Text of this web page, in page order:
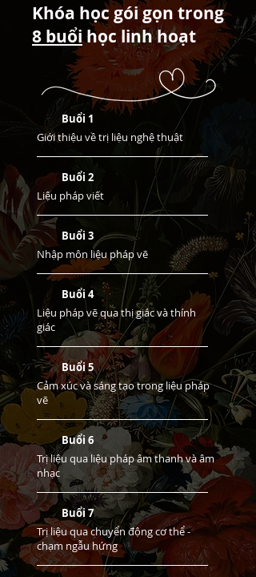
Khóa học gói gọn trong
8 buổihọc linh hoạt
Buổi 1
Giới thiệu về trị liệu nghệ thuật
Buổi 2
Liệu pháp viết
Buổi 3
Nhập môn liệu pháp vẽ
Buổi 4
Liệu pháp vẽ qua thị giác và thính
giác
Buổi 5
Cảm xúc và sáng tạo trong liệu pháp
vẽ
Buổi 6
Trị liệu qua liệu pháp âm thanh và âm
nhạc
Buổi 7
Trị liệu qua chuyển động cơ thể -
chạm ngẫu hứng